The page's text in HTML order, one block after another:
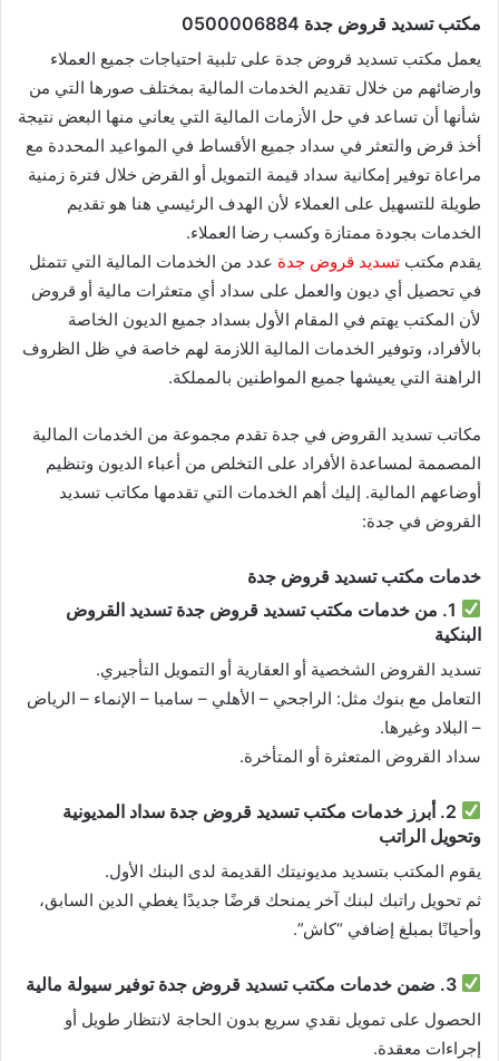
مكتب تسديد قروض جدة 0500006884
يعمل مكتب تسديد قروض جدة على تلبية احتياجات جميع العملاء
وارضائهم من خلال تقديم الخدمات المالية بمختلف صورها التي من
شأنها أن تساعد في حل الأزمات المالية التي يعاني منها البعض نتيجة
أخذ قرض والتعثر في سداد جميع الأقساط في المواعيد المحددة مع
مراعاة توفير إمكانية سداد قيمة التمويل أو القرض خلال فترة زمنية
طويلة للتسهيل على العملاء لأن الهدف الرئيسي هنا هو تقديم
الخدمات بجودة ممتازة وكسب رضا العملاء.
يقدم مكتب تسديد قروض جدة عدد من الخدمات المالية التي تتمثل
في تحصيل أي ديون والعمل على سداد أي متعثرات مالية أو قروض
لأن المكتب يهتم في المقام الأول بسداد جميع الديون الخاصة
بالأفراد، وتوفير الخدمات المالية اللازمة لهم خاصة في ظل الظروف
الراهنة التي يعيشها جميع المواطنين بالمملكة.
مكاتب تسديد القروض في جدة تقدم مجموعة من الخدمات المالية
المصممة لمساعدة الأفراد على التخلص من أعباء الديون وتنظيم
أوضاعهم المالية. إليك أهم الخدمات التي تقدمها مكاتب تسديد
القروض في جدة:
خدمات مكتب تسديد قروض جدة
1. من خدمات مكتب تسديد قروض جدة تسديد القروض
البنكية
تسديد القروض الشخصية أو العقارية أو التمويل التأجيري.
التعامل مع بنوك مثل: الراجحي – الأهلي – سامبا – الإنماء – الرياض
– البلاد وغيرها.
سداد القروض المتعثرة أو المتأخرة.
2. أبرز خدمات مكتب تسديد قروض جدة سداد المديونية
وتحويل الراتب
يقوم المكتب بتسديد مديونيتك القديمة لدى البنك الأول.
ثم تحويل راتبك لبنك آخر يمنحك قرضًا جديدًا يغطي الدين السابق،
وأحيانًا بمبلغ إضافي “كاش”.
3. ضمن خدمات مكتب تسديد قروض جدة توفير سيولة مالية
الحصول على تمويل نقدي سريع بدون الحاجة لانتظار طويل أو
إجراءات معقدة.